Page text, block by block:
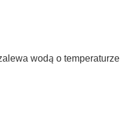
wodą o temperaturze